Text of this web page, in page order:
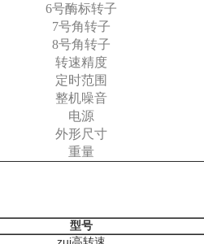
6号酶标转子
7号角转子
8号角转子
转速精度
定时范围
整机噪音
电源
外形尺寸
重量
型号